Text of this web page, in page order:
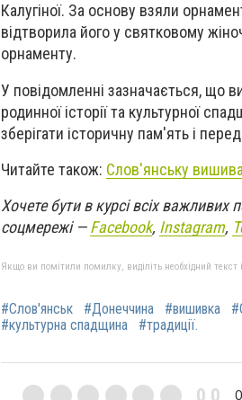
Калугіної. За основу взяли
відтворила його у святковому
орнаменту.
У повідомленні зазначається, що
родинної історії та культурної
зберігати історичну пам'ять і
Читайте також: Слов'янську
Хочете бути в курсі всіх важливих
соцмережі —Facebook, Instagram,
Якщо ви помітили помилку, виділіть необхідний
#Слов'янськ #Донеччина #вишивка
#культурна спадщина
#традиції.
0,0